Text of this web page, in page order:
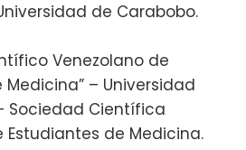
de Carabobo.
Venezolano de
– Universidad
Sociedad Científica
Estudiantes de Medicina.